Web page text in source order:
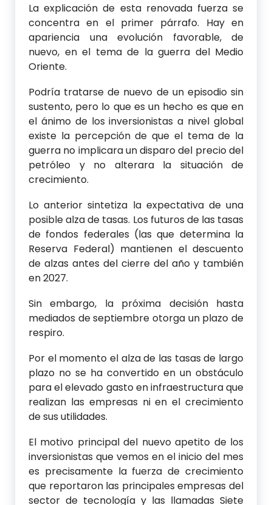
La explicación de esta renovada fuerza se
concentra en el primer párrafo. Hay en
apariencia una evolución favorable, de
nuevo, en el tema de la guerra del Medio
Oriente.
Podría tratarse de nuevo de un episodio sin
sustento, pero lo que es un hecho es que en
el ánimo de los inversionistas a nivel global
existe la percepción de que el tema de la
guerra no implicara un disparo del precio del
petróleo y no alterara la situación de
crecimiento.
Lo anterior sintetiza la expectativa de una
posible alza de tasas. Los futuros de las tasas
de fondos federales (las que determina la
Reserva Federal) mantienen el descuento
de alzas antes del cierre del año y también
en 2027.
Sin embargo, la próxima decisión hasta
mediados de septiembre otorga un plazo de
respiro.
Por el momento el alza de las tasas de largo
plazo no se ha convertido en un obstáculo
para el elevado gasto en infraestructura que
realizan las empresas ni en el crecimiento
de sus utilidades.
El motivo principal del nuevo apetito de los
inversionistas que vemos en el inicio del mes
es precisamente la fuerza de crecimiento
que reportaron las principales empresas del
sector de tecnología y las llamadas Siete